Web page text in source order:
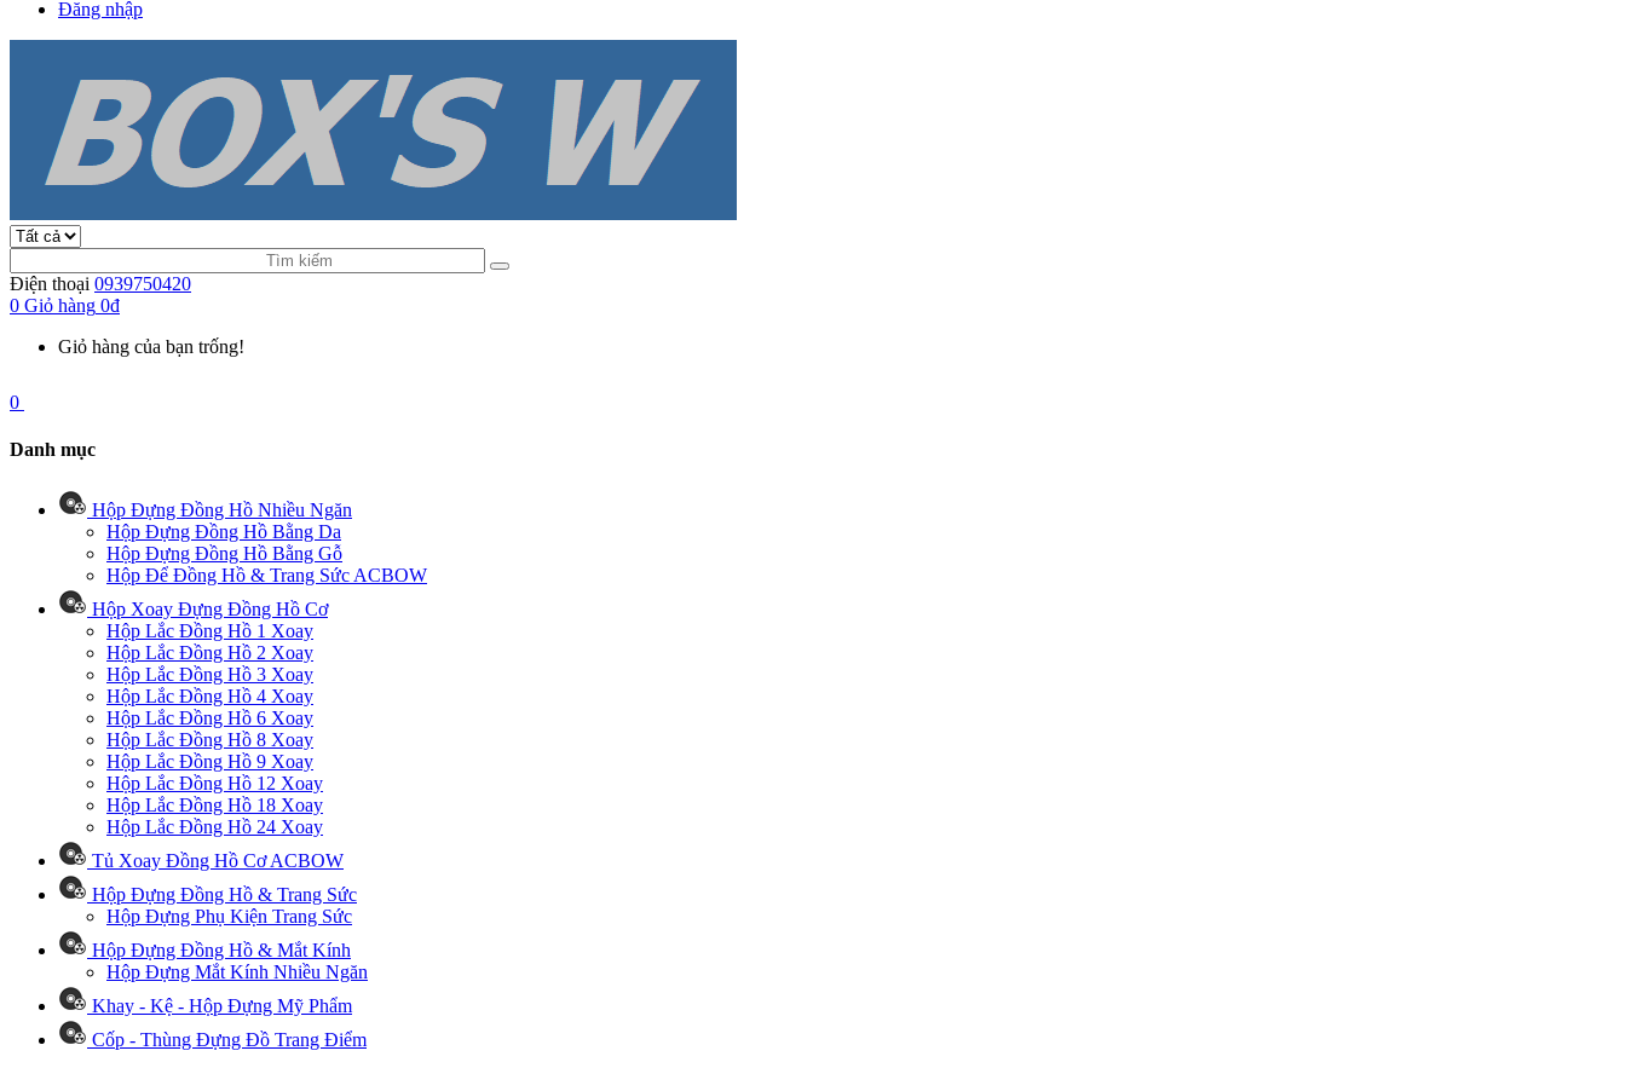
Đăng nhập
Điện thoại 0939750420
0 Giỏ hàng 0đ
Giỏ hàng của bạn trống!
0
Danh mục
Hộp Đựng Đồng Hồ Nhiều Ngăn
Hộp Đựng Đồng Hồ Bằng Da
Hộp Đựng Đồng Hồ Bằng Gỗ
Hộp Để Đồng Hồ & Trang Sức ACBOW
Hộp Xoay Đựng Đồng Hồ Cơ
Hộp Lắc Đồng Hồ 1 Xoay
Hộp Lắc Đồng Hồ 2 Xoay
Hộp Lắc Đồng Hồ 3 Xoay
Hộp Lắc Đồng Hồ 4 Xoay
Hộp Lắc Đồng Hồ 6 Xoay
Hộp Lắc Đồng Hồ 8 Xoay
Hộp Lắc Đồng Hồ 9 Xoay
Hộp Lắc Đồng Hồ 12 Xoay
Hộp Lắc Đồng Hồ 18 Xoay
Hộp Lắc Đồng Hồ 24 Xoay
Tủ Xoay Đồng Hồ Cơ ACBOW
Hộp Đựng Đồng Hồ & Trang Sức
Hộp Đựng Phụ Kiện Trang Sức
Hộp Đựng Đồng Hồ & Mắt Kính
Hộp Đựng Mắt Kính Nhiều Ngăn
Khay - Kệ - Hộp Đựng Mỹ Phẩm
Cốp - Thùng Đựng Đồ Trang Điểm